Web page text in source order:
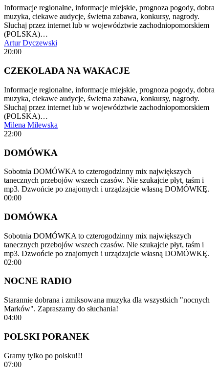
Informacje regionalne, informacje miejskie, prognoza pogody, dobra
muzyka, ciekawe audycje, świetna zabawa, konkursy, nagrody.
Słuchaj przez internet lub w województwie zachodniopomorskiem
(POLSKA)…
Artur Dyczewski
20:00
CZEKOLADA NA WAKACJE
Informacje regionalne, informacje miejskie, prognoza pogody, dobra
muzyka, ciekawe audycje, świetna zabawa, konkursy, nagrody.
Słuchaj przez internet lub w województwie zachodniopomorskiem
(POLSKA)…
Milena Milewska
22:00
DOMÓWKA
Sobotnia DOMÓWKA to czterogodzinny mix największych
tanecznych przebojów wszech czasów. Nie szukajcie płyt, taśm i
mp3. Dzwońcie po znajomych i urządzajcie własną DOMÓWKĘ.
00:00
DOMÓWKA
Sobotnia DOMÓWKA to czterogodzinny mix największych
tanecznych przebojów wszech czasów. Nie szukajcie płyt, taśm i
mp3. Dzwońcie po znajomych i urządzajcie własną DOMÓWKĘ.
02:00
NOCNE RADIO
Starannie dobrana i zmiksowana muzyka dla wszystkich "nocnych
Marków". Zapraszamy do słuchania!
04:00
POLSKI PORANEK
Gramy tylko po polsku!!!
07:00